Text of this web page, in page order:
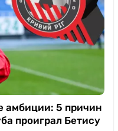
амбиции: 5 причин
проиграл Бетису